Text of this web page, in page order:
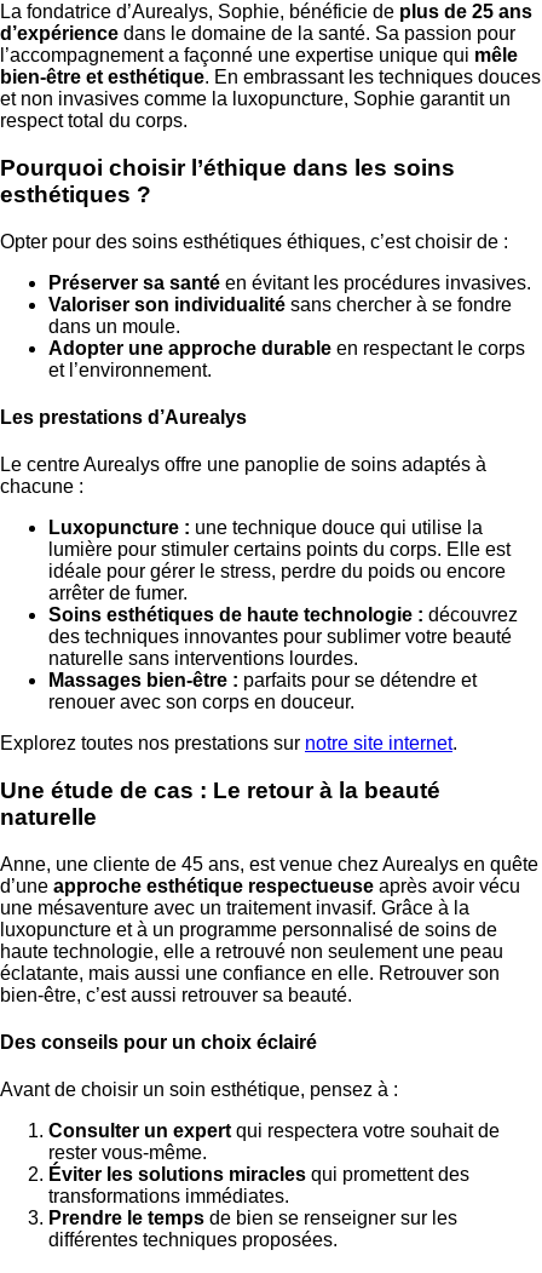
La fondatrice d’Aurealys, Sophie, bénéficie de plus de 25 ans
d’expérience dans le domaine de la santé. Sa passion pour
l’accompagnement a façonné une expertise unique qui mêle
bien-être et esthétique. En embrassant les techniques douces
et non invasives comme la luxopuncture, Sophie garantit un
respect total du corps.
Pourquoi choisir l’éthique dans les soins
esthétiques ?
Opter pour des soins esthétiques éthiques, c’est choisir de :
Préserver sa santé en évitant les procédures invasives.
Valoriser son individualité sans chercher à se fondre
dans un moule.
Adopter une approche durable en respectant le corps
et l’environnement.
Les prestations d’Aurealys
Le centre Aurealys offre une panoplie de soins adaptés à
chacune :
Luxopuncture : une technique douce qui utilise la
lumière pour stimuler certains points du corps. Elle est
idéale pour gérer le stress, perdre du poids ou encore
arrêter de fumer.
Soins esthétiques de haute technologie : découvrez
des techniques innovantes pour sublimer votre beauté
naturelle sans interventions lourdes.
Massages bien-être : parfaits pour se détendre et
renouer avec son corps en douceur.
Explorez toutes nos prestations sur notre site internet.
Une étude de cas : Le retour à la beauté
naturelle
Anne, une cliente de 45 ans, est venue chez Aurealys en quête
d’une approche esthétique respectueuse après avoir vécu
une mésaventure avec un traitement invasif. Grâce à la
luxopuncture et à un programme personnalisé de soins de
haute technologie, elle a retrouvé non seulement une peau
éclatante, mais aussi une confiance en elle. Retrouver son
bien-être, c’est aussi retrouver sa beauté.
Des conseils pour un choix éclairé
Avant de choisir un soin esthétique, pensez à :
Consulter un expert qui respectera votre souhait de
rester vous-même.
Éviter les solutions miracles qui promettent des
transformations immédiates.
Prendre le temps de bien se renseigner sur les
différentes techniques proposées.